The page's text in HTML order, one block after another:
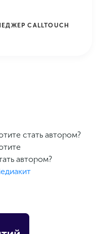
CALLTOUCH
стать автором?
автором?